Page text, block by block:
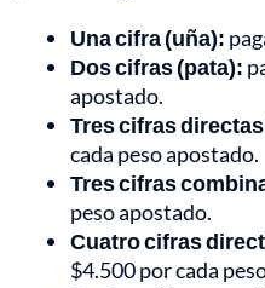
Una cifra (uña):
Dos cifras (pata):
apostado.
Tres cifras
cada peso apostado.
Tres cifras
peso apostado.
Cuatro cifras
$4.500 por cada